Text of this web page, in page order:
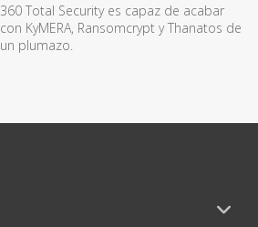
360 Total Security es capaz de acabar
con KyMERA, Ransomcrypt y Thanatos de
un plumazo.